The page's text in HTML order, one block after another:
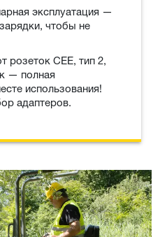
эксплуатация —
чтобы не
розеток CEE, тип 2,
— полная
использования!
адаптеров.